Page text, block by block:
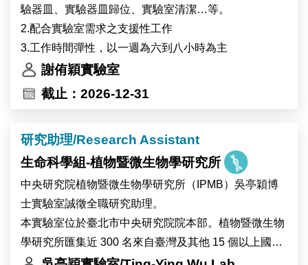
(2) 分子生物學與生物化學操作
(3) 基因體學生物資訊分析
(4) 科學文獻研讀與研究成果彙整
(5) 實驗室管理與其他交辦事項
驗器皿、實驗器皿歸位、實驗室清潔…等。
2.配合實驗室需求之支援性工作
3.工作時間彈性，以一週為六到八小時為主
謝侑穎實驗室
截止：2026-12-31
研究助理/Research Assistant
生命科學組-植物暨微生物學研究所
中央研究院植物暨微生物學研究所（IPMB）吳亭穎博
士實驗室誠徵全職研究助理。
本實驗室位於臺北市中央研究院院本部。植物暨微生物
學研究所匯集近 300 名來自臺灣及其他 15 個以上國家
的研究人員與工作人員，並設有細胞生物學、顯微影